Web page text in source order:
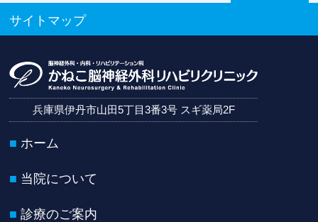
サイトマップ
兵庫県伊丹市山田5丁目3番3号 スギ薬局2F
ホーム
当院について
診療のご案内